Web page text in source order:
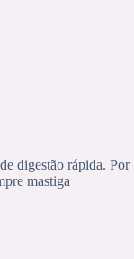
digestão rápida. Por
mastiga